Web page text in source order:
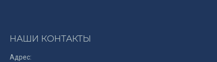
НАШИ КОНТАКТЫ
Адрес: